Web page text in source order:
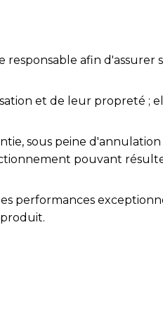
afin d'assurer
et de leur propreté ;
sous peine d'annulation
pouvant
performances